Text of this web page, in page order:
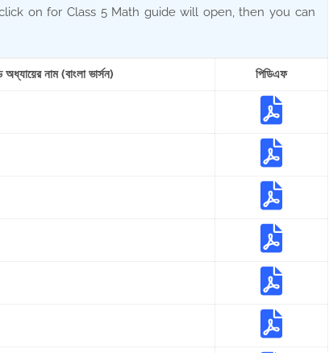
on for Class 5 Math guide will open, then you can
নাম (বাংলা ভার্সন) পিডিএফ